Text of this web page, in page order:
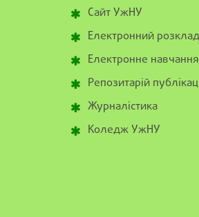
Сайт УжНУ
Електронний розклад
Електронне навчання
Репозитарій
Журналістика
Коледж УжНУ